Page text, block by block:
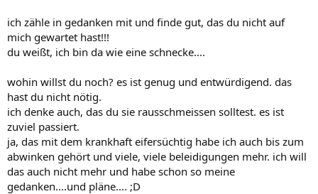
ich zähle in gedanken mit und finde gut, das du nicht auf
mich gewartet hast!!!
du weißt, ich bin da wie eine schnecke....
wohin willst du noch? es ist genug und entwürdigend. das
hast du nicht nötig.
ich denke auch, das du sie rausschmeissen solltest. es ist
zuviel passiert.
ja, das mit dem krankhaft eifersüchtig habe ich auch bis zum
abwinken gehört und viele, viele beleidigungen mehr. ich will
das auch nicht mehr und habe schon so meine
gedanken....und pläne.... ;D